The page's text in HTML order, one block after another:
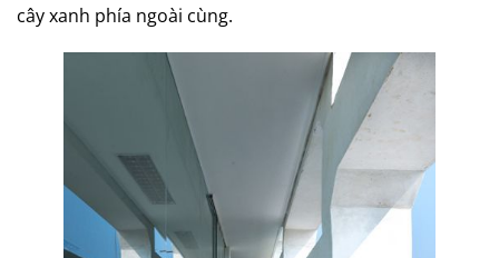
cây xanh phía ngoài cùng.